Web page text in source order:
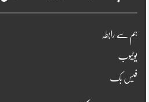
ہم سے رابطہ
یوٹیوب
فیس بک